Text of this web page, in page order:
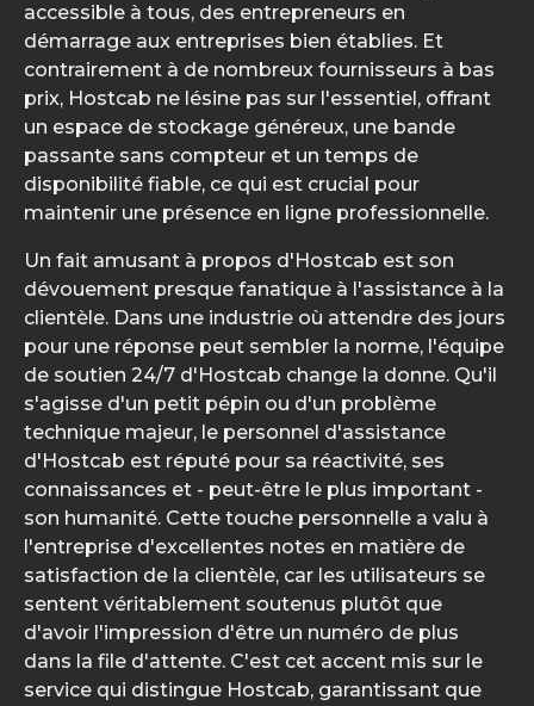
accessible à tous, des entrepreneurs en
démarrage aux entreprises bien établies. Et
contrairement à de nombreux fournisseurs à bas
prix, Hostcab ne lésine pas sur l'essentiel, offrant
un espace de stockage généreux, une bande
passante sans compteur et un temps de
disponibilité fiable, ce qui est crucial pour
maintenir une présence en ligne professionnelle.
Un fait amusant à propos d'Hostcab est son
dévouement presque fanatique à l'assistance à la
clientèle. Dans une industrie où attendre des jours
pour une réponse peut sembler la norme, l'équipe
de soutien 24/7 d'Hostcab change la donne. Qu'il
s'agisse d'un petit pépin ou d'un problème
technique majeur, le personnel d'assistance
d'Hostcab est réputé pour sa réactivité, ses
connaissances et - peut-être le plus important -
son humanité. Cette touche personnelle a valu à
l'entreprise d'excellentes notes en matière de
satisfaction de la clientèle, car les utilisateurs se
sentent véritablement soutenus plutôt que
d'avoir l'impression d'être un numéro de plus
dans la file d'attente. C'est cet accent mis sur le
service qui distingue Hostcab, garantissant que